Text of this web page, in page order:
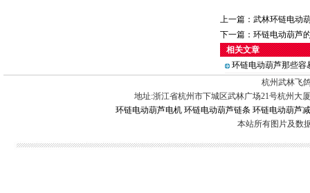
上一篇： 武林环链电动
下一篇： 环链电动葫芦
相关文章
环链电动葫芦那些容
杭州武林飞
地址:浙江省杭州市下城区武林广场21号杭州大厦
环链电动葫芦电机 环链电动葫芦链条 环链电动葫芦
本站所有图片及数